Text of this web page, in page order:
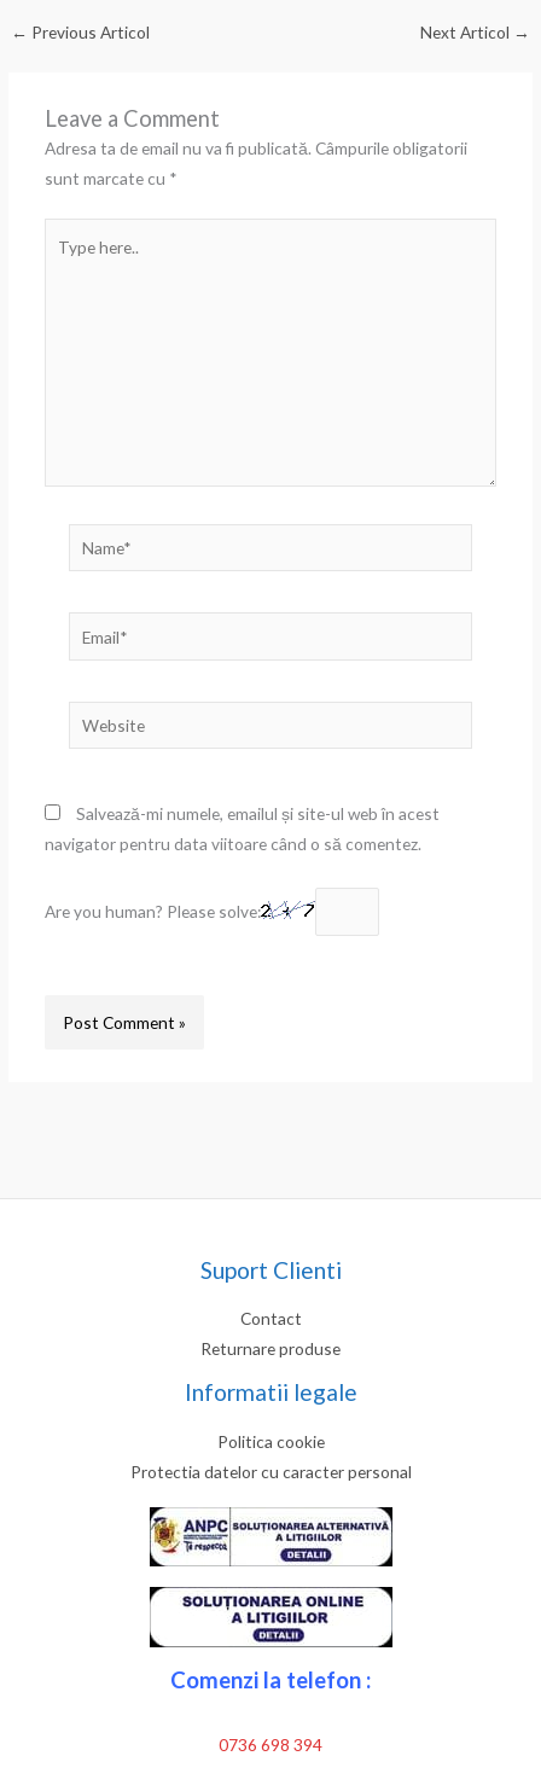
← Previous Articol Next Articol →
Leave a Comment
Adresa ta de email nu va fi publicată. Câmpurile obligatorii
sunt marcate cu *
here..
Name*
Website
Salvează-mi numele, emailul și site-ul web în acest
navigator pentru data viitoare când o să comentez.
Are you human? Please solve:
Suport Clienti
Contact
Returnare produse
Informatii legale
Politica cookie
Protectia datelor cu caracter personal
Comenzi la telefon :
0736 698 394